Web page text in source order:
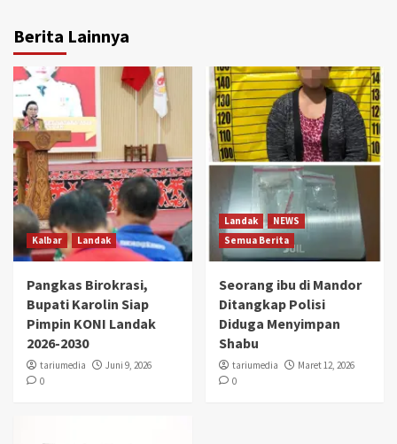
Berita Lainnya
Kalbar Landak
Pangkas Birokrasi,
Bupati Karolin Siap
Pimpin KONI Landak
2026-2030
tariumedia
Juni 9, 2026
0
Landak
NEWS
Semua Berita
Seorang ibu di Mandor
Ditangkap Polisi
Diduga Menyimpan
Shabu
tariumedia
Maret 12, 2026
0